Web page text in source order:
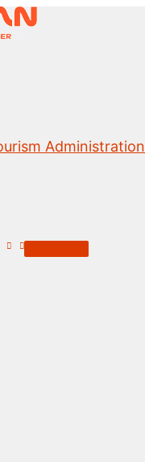
Administration